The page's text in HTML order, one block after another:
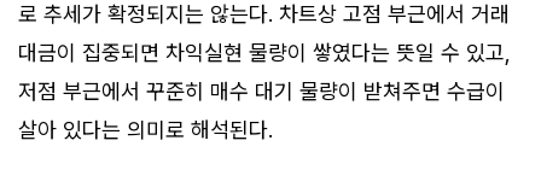
로 추세가 확정되지는 않는다. 차트상 고점 부근에서 거래
대금이 집중되면 차익실현 물량이 쌓였다는 뜻일 수 있고,
저점 부근에서 꾸준히 매수 대기 물량이 받쳐주면 수급이
살아 있다는 의미로 해석된다.